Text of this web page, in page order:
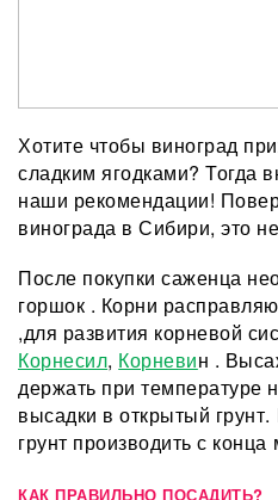
Хотите чтобы виноград
сладким ягодками? Тогда
наши рекомендации!
винограда в Сибири, это
После покупки саженца
горшок . Корни
,для развития корневой
Корнесил, Корневин .
держать при температуре
высадки в открытый
грунт производить с
КАК ПРАВИЛЬНО ПОСАДИТЬ?